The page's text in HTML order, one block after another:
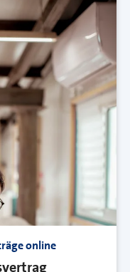
online